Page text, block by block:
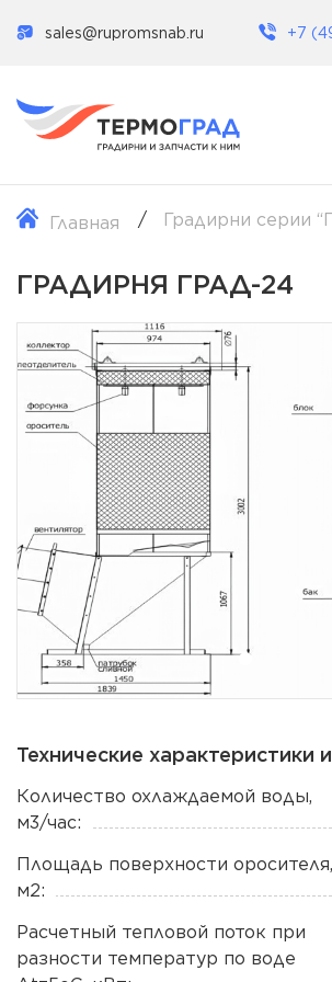
sales@rupromsnab.ru +7
Главная Градирни серии
ГРАДИРНЯ ГРАД-24
Технические характеристики
Количество охлаждаемой воды,
м3/час:
Площадь поверхности оросителя,
м2:
Расчетный тепловой поток при
разности температур по воде